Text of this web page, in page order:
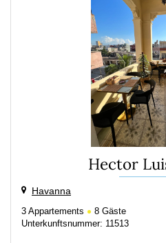
Hector
Havanna
3 Appartements 8 Gäste
Unterkunftsnummer: 11513